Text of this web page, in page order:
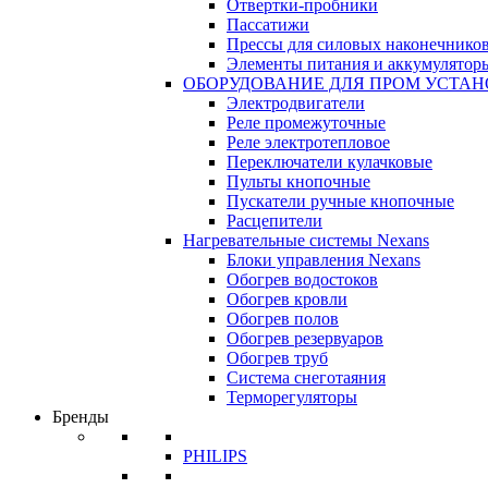
Отвертки-пробники
Пассатижи
Прессы для силовых наконечников
Элементы питания и
ОБОРУДОВАНИЕ ДЛЯ ПРОМ
Электродвигатели
Реле промежуточные
Реле электротепловое
Переключатели кулачковые
Пульты кнопочные
Пускатели ручные кнопочные
Расцепители
Нагревательные системы Nexans
Блоки управления Nexans
Обогрев водостоков
Обогрев кровли
Обогрев полов
Обогрев резервуаров
Обогрев труб
Система снеготаяния
Терморегуляторы
Бренды
PHILIPS